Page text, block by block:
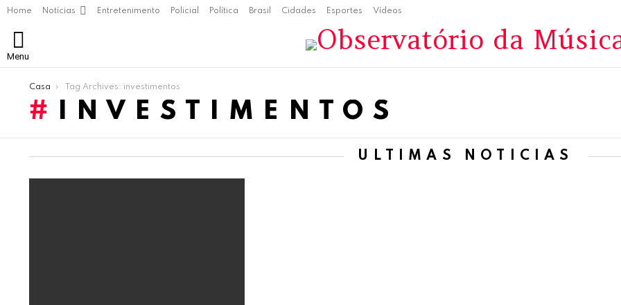
Home Notícias Entretenimento Policial Política Brasil Cidades Esportes Vídeos
Menu
Você está aqui:
Casa Tag Archives: investimentos
INVESTIMENTOS
ÚLTIMAS NOTÍCIAS